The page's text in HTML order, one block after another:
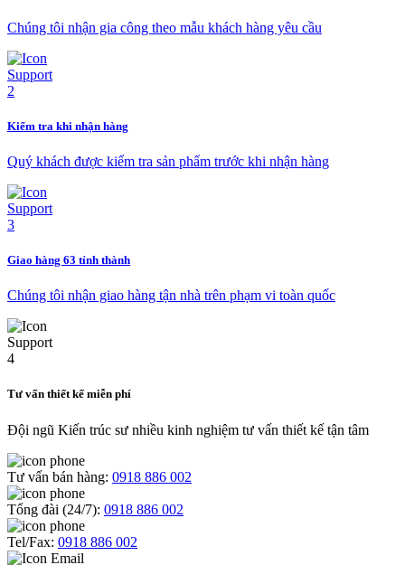
Chúng tôi nhận gia công theo mẫu khách hàng yêu cầu
Kiểm tra khi nhận hàng
Quý khách được kiểm tra sản phẩm trước khi nhận hàng
Giao hàng 63 tỉnh thành
Chúng tôi nhận giao hàng tận nhà trên phạm vi toàn quốc
Tư vấn thiết kế miễn phí
Đội ngũ Kiến trúc sư nhiều kinh nghiệm tư vấn thiết kế tận tâm
Tư vấn bán hàng: 0918 886 002
Tổng đài (24/7): 0918 886 002
Tel/Fax: 0918 886 002